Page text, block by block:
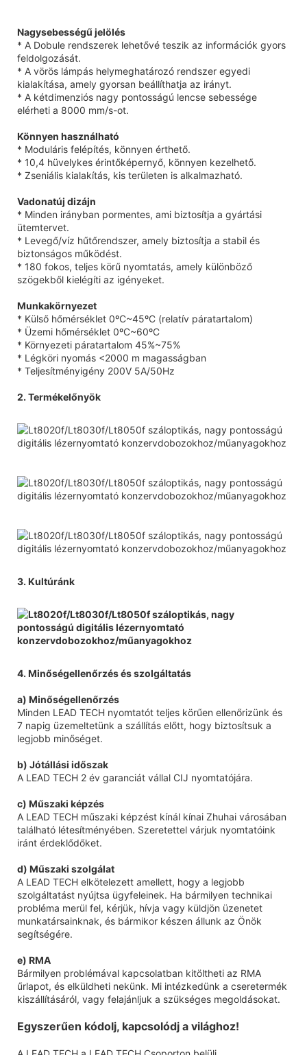
Nagysebességű jelölés
* A Dobule rendszerek lehetővé teszik az információk gyors
feldolgozását.
* A vörös lámpás helymeghatározó rendszer egyedi
kialakítása, amely gyorsan beállíthatja az irányt.
* A kétdimenziós nagy pontosságú lencse sebessége
elérheti a 8000 mm/s-ot.
Könnyen használható
* Moduláris felépítés, könnyen érthető.
* 10,4 hüvelykes érintőképernyő, könnyen kezelhető.
* Zseniális kialakítás, kis területen is alkalmazható.
Vadonatúj dizájn
* Minden irányban pormentes, ami biztosítja a gyártási
ütemtervet.
* Levegő/víz hűtőrendszer, amely biztosítja a stabil és
biztonságos működést.
* 180 fokos, teljes körű nyomtatás, amely különböző
szögekből kielégíti az igényeket.
Munkakörnyezet
* Külső hőmérséklet 0ºC~45ºC (relatív páratartalom)
* Üzemi hőmérséklet 0ºC~60ºC
* Környezeti páratartalom 45%~75%
* Légköri nyomás <2000 m magasságban
* Teljesítményigény 200V 5A/50Hz
2. Termékelőnyök
3. Kultúránk
4. Minőségellenőrzés és szolgáltatás
a) Minőségellenőrzés
Minden LEAD TECH nyomtatót teljes körűen ellenőrizünk és
7 napig üzemeltetünk a szállítás előtt, hogy biztosítsuk a
legjobb minőséget.
b) Jótállási időszak
A LEAD TECH 2 év garanciát vállal CIJ nyomtatójára.
c) Műszaki képzés
A LEAD TECH műszaki képzést kínál kínai Zhuhai városában
található létesítményében. Szeretettel várjuk nyomtatóink
iránt érdeklődőket.
d) Műszaki szolgálat
A LEAD TECH elkötelezett amellett, hogy a legjobb
szolgáltatást nyújtsa ügyfeleinek. Ha bármilyen technikai
probléma merül fel, kérjük, hívja vagy küldjön üzenetet
munkatársainknak, és bármikor készen állunk az Önök
segítségére.
e) RMA
Bármilyen problémával kapcsolatban kitöltheti az RMA
űrlapot, és elküldheti nekünk. Mi intézkedünk a cseretermék
kiszállításáról, vagy felajánljuk a szükséges megoldásokat.
Egyszerűen kódolj, kapcsolódj a világhoz!